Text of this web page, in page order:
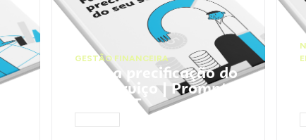
GESTÃO FINANCEIRA
Faça a precificação do
seu serviço | Prompts
ChatGPT